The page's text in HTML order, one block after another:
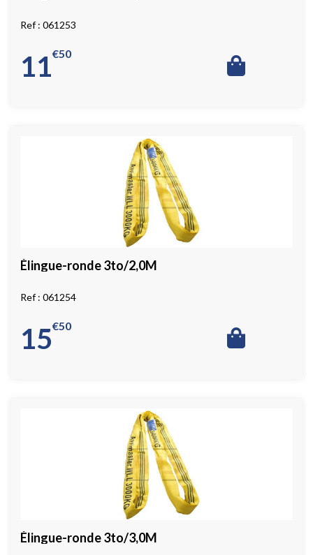
061253
11 50
€
Élingue-ronde 3to/2,0M
061254
15 50
€
Élingue-ronde 3to/3,0M